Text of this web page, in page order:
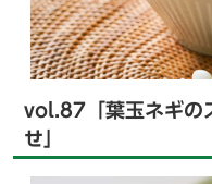
vol.87「葉玉ネギの
せ」